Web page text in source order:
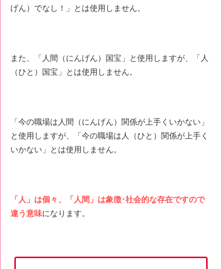
げん）でなし！」とは使用しません。
また、「人間（にんげん）国宝」と使用しますが、「人
（ひと）国宝」とは使用しません。
「今の職場は人間（にんげん）関係が上手くいかない」
と使用しますが、「今の職場は人（ひと）関係が上手く
いかない」とは使用しません。
「人」は個々、「人間」は象徴･社会的な存在ですので
違う意味になります。